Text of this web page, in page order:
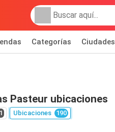
Categorías Ciudades
Pasteur ubicaciones
1 Ubicaciones 190